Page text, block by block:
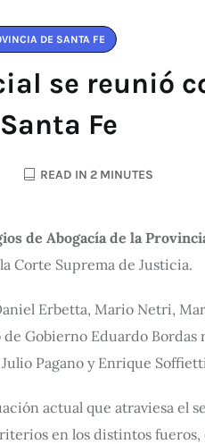
DE SANTA FE
se reunió
Fe
READ IN 2 MINUTES
de Abogacía de la
Corte Suprema de Justicia.
Erbetta, Mario Netri,
Gobierno Eduardo
Pagano y Enrique
actual que atraviesa
en los distintos